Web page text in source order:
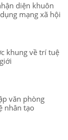
diện khuôn
mạng xã hội
khung về trí tuệ
văn phòng
nhân tạo